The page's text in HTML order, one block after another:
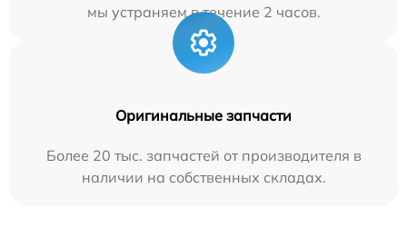
мы устраняем в течение 2 часов.
Оригинальные запчасти
Более 20 тыс. запчастей от производителя в
наличии на собственных складах.